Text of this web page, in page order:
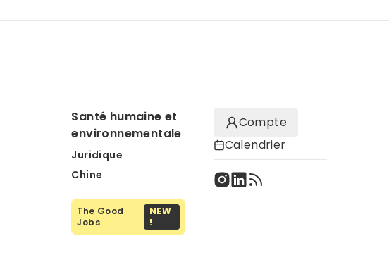
Santé humaine et
environnementale
Juridique
Chine
The Good
Jobs
NEW
!
Compte
Calendrier